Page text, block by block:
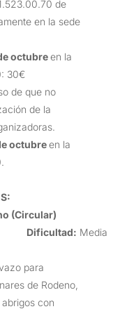
de
en la sede
octubreen la
30€
de que no
de la
octubreen la
:
(Circular)
Dificultad: Media
para
de Rodeno,
con